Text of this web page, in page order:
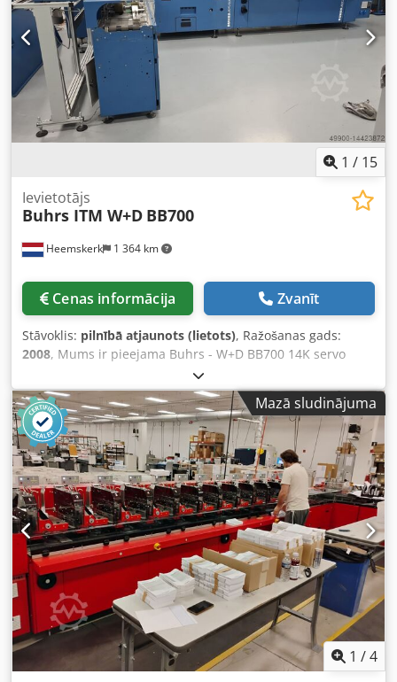
stacija - Novietojuma lente Papildus iespējams: - Citi
padevēji Aplokšņu izmēri: - min. 105 × 162 mm C6/DL -
max. 250 × 353 mm B4 Dedpfx Aljq Eg Hnoxjwa Ielikņa
izmēri: - min. 80 × 105 mm A6 - max. 229 × 324 mm C4
Produkta biezums: - līdz 3 mm ar rotācijas padevēju - līdz
15 mm ar vakuuma/berzes padevēju - 80 gsm 14 000 ciklu
stundā
1 / 15
Heemskerk 1 364 km
Ievietotājs
Buhrs ITM W+D BB700
Cenas informācija Zvanīt
Stāvoklis: pilnībā atjaunots (lietots), Ražošanas gads:
2008, Mums ir pieejama Buhrs - W+D BB700 14K servo
aplokšņu ievietošanas iekārta. Iekārta ir labā stāvoklī un
aprīkota ar BSC 3.0 programmatūru. BSC 3.0 ir jaunākā
W+D ražotāja programmatūras platforma. Iekārta ir gatava
demonstrācijai! Dwedpfxeq Eg Iae Alxja Citi
padevējmehānismi un kameras iespējami pēc izvēles.
Izgatavošanas gads: 2008 Konfigurācija: - pamatsistēma ar
6 stacijām - 4x RF2 rotācijas padevējmehānismi - 1x
vakuuma berzes padevējmehānisms - Atgrūšanas
nodalījums - Aplokšņu automātiskās ielādes stacija - Izejas
lente Papildaprīkojums: - Citi padevējmehānismi Aplokšņu
izmēri: - min. 105 × 162 mm (C6/DL) - max. 250 × 353 mm
(B4) Produktu izmēri: - min. 80 × 105 mm (A6) - max. 229 ×
324 mm (C4) Produkta biezums: - līdz 3 mm rotācijas
padevējmehānismiem - līdz 15 mm vakuuma/berzes
padevējmehānismiem - 80 gsm 14 000 cikli stundā
Mazā sludinājuma
1 /4